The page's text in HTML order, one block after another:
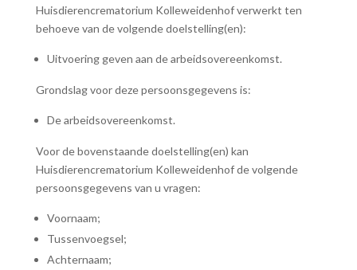
Huisdierencrematorium Kolleweidenhof verwerkt ten
behoeve van de volgende doelstelling(en):
Uitvoering geven aan de arbeidsovereenkomst.
Grondslag voor deze persoonsgegevens is:
De arbeidsovereenkomst.
Voor de bovenstaande doelstelling(en) kan
Huisdierencrematorium Kolleweidenhof de volgende
persoonsgegevens van u vragen:
Voornaam;
Tussenvoegsel;
Achternaam;